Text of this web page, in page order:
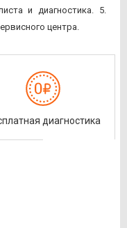
и диагностика. 5.
центра.
диагностика